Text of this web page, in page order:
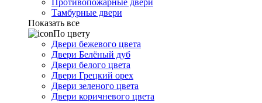
Противопожарные двери
Тамбурные двери
Показать все
По цвету
Двери бежевого цвета
Двери Белёный дуб
Двери белого цвета
Двери Грецкий орех
Двери зеленого цвета
Двери коричневого цвета